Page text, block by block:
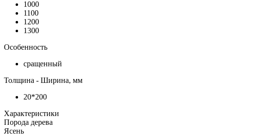
1000
1100
1200
1300
Особенность
сращенный
Толщина - Ширина, мм
20*200
Характеристики
Порода дерева
Ясень